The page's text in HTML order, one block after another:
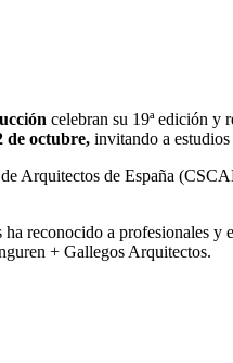
celebran su 19ª edición y
de octubre, invitando a estudios
Arquitectos de España
ha reconocido a profesionales
+ Gallegos Arquitectos.